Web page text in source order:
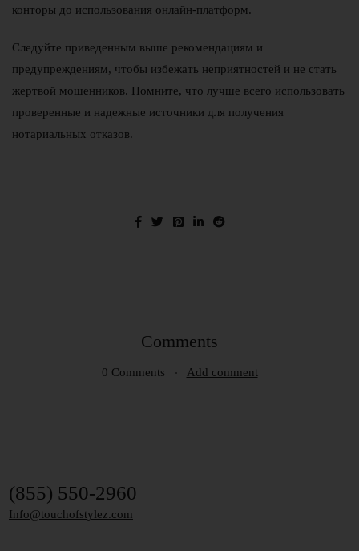
конторы до использования онлайн-платформ.
Следуйте приведенным выше рекомендациям и
предупреждениям, чтобы избежать неприятностей и не стать
жертвой мошенников. Помните, что лучше всего использовать
проверенные и надежные источники для получения
нотариальных отказов.
Comments
0 Comments Add comment
(855) 550-2960
Info@touchofstylez.com